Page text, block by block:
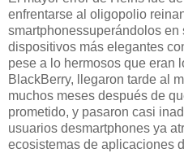
enfrentarse al oligopolio
smartphonessuperándolos
dispositivos más elegantes
pese a lo hermosos que eran
BlackBerry, llegaron tarde al
muchos meses después de
prometido, y pasaron casi
usuarios desmartphones ya
ecosistemas de aplicaciones